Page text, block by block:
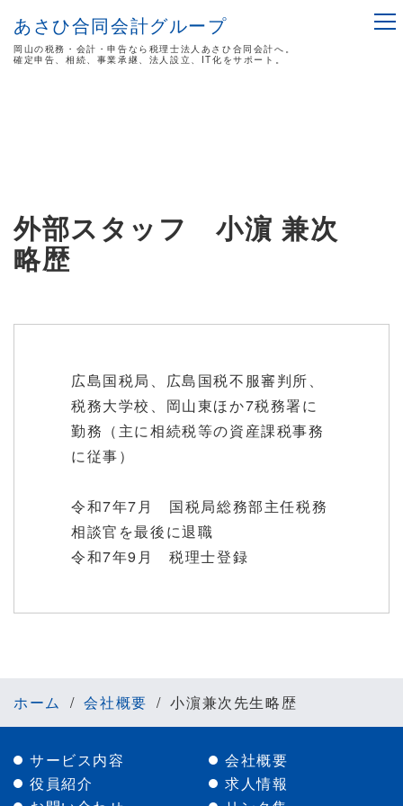
あさひ合同会計グループ
岡山の税務・会計・申告なら税理士法人あさひ合同会計へ。
確定申告、相続、事業承継、法人設立、IT化をサポート。
外部スタッフ 小濵 兼次
略歴
広島国税局、広島国税不服審判所、
税務大学校、岡山東ほか7税務署に
勤務（主に相続税等の資産課税事務
に従事）
令和7年7月 国税局総務部主任税務
相談官を最後に退職
令和7年9月 税理士登録
ホーム 会社概要 小濵兼次先生略歴
サービス内容
会社概要
役員紹介
求人情報